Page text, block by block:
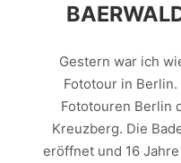
Gestern war ich
Fototour in
Fototouren Berlin
Kreuzberg. Die
eröffnet und 16